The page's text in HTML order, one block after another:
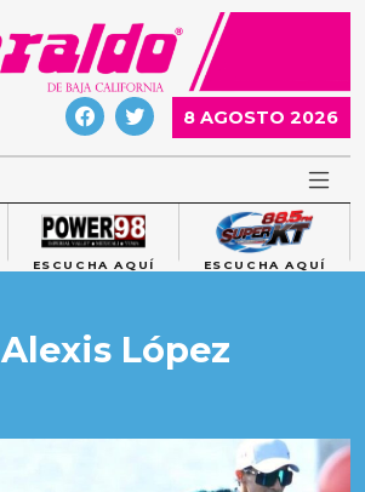
8 AGOSTO 2026
ESCUCHA AQUÍ ESCUCHA AQUÍ
Alexis López